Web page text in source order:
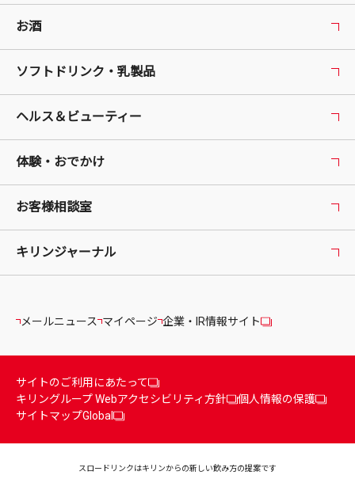
お酒
ソフトドリンク・乳製品
ヘルス＆ビューティー
体験・おでかけ
お客様相談室
キリンジャーナル
メールニュース マイページ 企業・IR情報サイト
サイトのご利用にあたって
キリングループ Webアクセシビリティ方針
個人情報の保護
サイトマップGlobal
スロードリンクはキリンからの新しい飲み方の提案です